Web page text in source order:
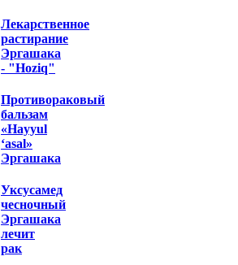
Лекарственное
растирание
Эргашака
- "Hoziq"
Противораковый
бальзам
«Hayyul
‘asal»
Эргашака
Уксусамед
чесночный
Эргашака
лечит
рак